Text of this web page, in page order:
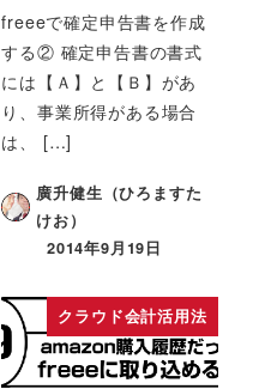
freeeで確定申告書を作成
する② 確定申告書の書式
には【Ａ】と【Ｂ】があ
り、事業所得がある場合
は、 […]
廣升健生（ひろますた
けお）
2014年9月19日
クラウド会計活用法